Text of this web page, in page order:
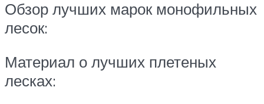
Обзор лучших марок монофильных
лесок:
Материал о лучших плетеных
лесках: